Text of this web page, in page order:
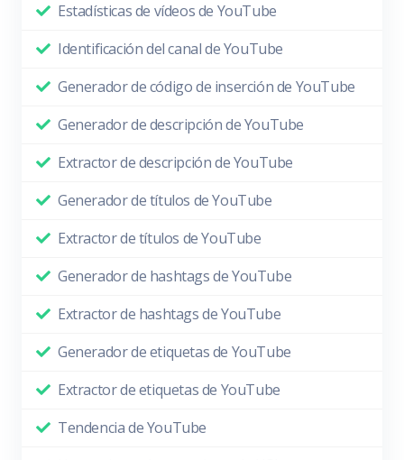
Estadísticas de vídeos de YouTube
Identificación del canal de YouTube
Generador de código de inserción de YouTube
Generador de descripción de YouTube
Extractor de descripción de YouTube
Generador de títulos de YouTube
Extractor de títulos de YouTube
Generador de hashtags de YouTube
Extractor de hashtags de YouTube
Generador de etiquetas de YouTube
Extractor de etiquetas de YouTube
Tendencia de YouTube